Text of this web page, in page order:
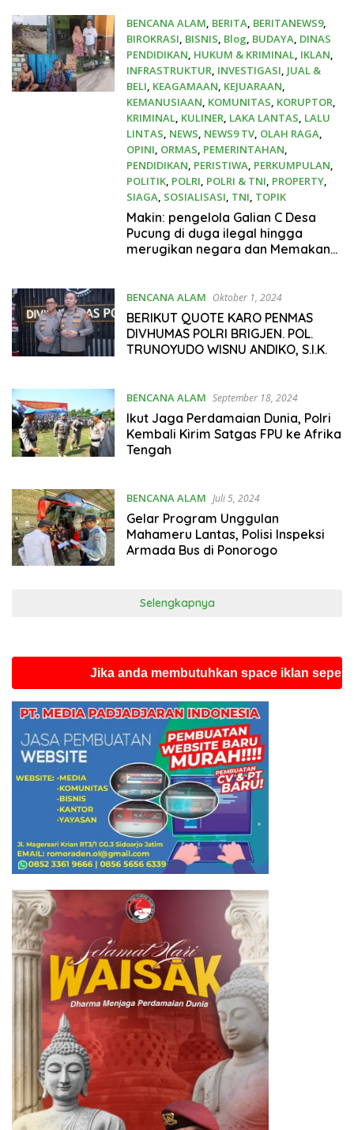
BENCANA ALAM, BERITA, BERITANEWS9,
BIROKRASI, BISNIS, Blog, BUDAYA, DINAS
PENDIDIKAN, HUKUM & KRIMINAL, IKLAN,
INFRASTRUKTUR, INVESTIGASI, JUAL &
BELI, KEAGAMAAN, KEJUARAAN,
KEMANUSIAAN, KOMUNITAS, KORUPTOR,
KRIMINAL, KULINER, LAKA LANTAS, LALU
LINTAS, NEWS, NEWS9 TV, OLAH RAGA,
OPINI, ORMAS, PEMERINTAHAN,
PENDIDIKAN, PERISTIWA, PERKUMPULAN,
POLITIK, POLRI, POLRI & TNI, PROPERTY,
SIAGA, SOSIALISASI, TNI, TOPIK
November 9, 2024
Makin: pengelola Galian C Desa
Pucung di duga ilegal hingga
merugikan negara dan Memakan
BENCANA ALAM Oktober 1, 2024
BERIKUT QUOTE KARO PENMAS
DIVHUMAS POLRI BRIGJEN. POL.
TRUNOYUDO WISNU ANDIKO, S.I.K.
BENCANA ALAM September 18, 2024
Ikut Jaga Perdamaian Dunia, Polri
Kembali Kirim Satgas FPU ke Afrika
Tengah
BENCANA ALAM Juli 5, 2024
Gelar Program Unggulan
Mahameru Lantas, Polisi Inspeksi
Armada Bus di Ponorogo
Selengkapnya
Jika anda membutuhkan space iklan seperti ini